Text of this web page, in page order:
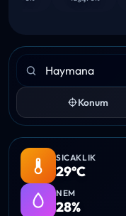
Konum
SICAKLIK
29°C
NEM
28%